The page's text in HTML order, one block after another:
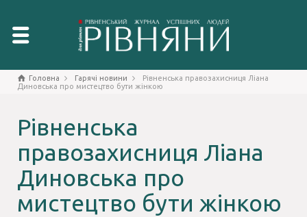
Головна Гарячі новини
Рівненська правозахисниця Ліана
Диновська про мистецтво бути жінкою
Рівненська
правозахисниця Ліана
Диновська про
мистецтво бути жінкою